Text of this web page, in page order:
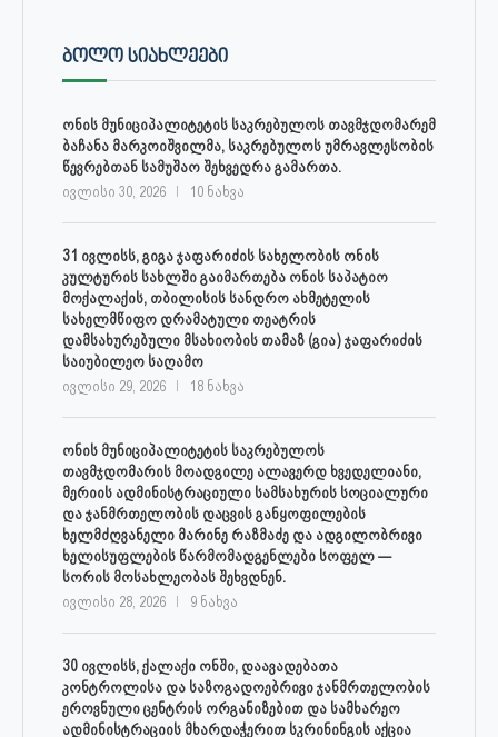
ᲑᲝᲚᲝ ᲡᲘᲐᲮᲚᲔᲔᲑᲘ
ონის მუნიციპალიტეტის საკრებულოს თავმჯდომარემ
ბაჩანა მარკოიშვილმა, საკრებულოს უმრავლესობის
წევრებთან სამუშაო შეხვედრა გამართა.
ივლისი 30, 2026 10 ნახვა
31 ივლისს, გიგა ჯაფარიძის სახელობის ონის
კულტურის სახლში გაიმართება ონის საპატიო
მოქალაქის, თბილისის სანდრო ახმეტელის
სახელმწიფო დრამატული თეატრის
დამსახურებული მსახიობის თამაზ (გია) ჯაფარიძის
საიუბილეო საღამო
ივლისი 29, 2026 18 ნახვა
ონის მუნიციპალიტეტის საკრებულოს
თავმჯდომარის მოადგილე ალავერდ ხვედელიანი,
მერიის ადმინისტრაციული სამსახურის სოციალური
და ჯანმრთელობის დაცვის განყოფილების
ხელმძღვანელი მარინე რაზმაძე და ადგილობრივი
ხელისუფლების წარმომადგენლები სოფელ —
სორის მოსახლეობას შეხვდნენ.
ივლისი 28, 2026 9 ნახვა
30 ივლისს, ქალაქი ონში, დაავადებათა
კონტროლისა და საზოგადოებრივი ჯანმრთელობის
ეროვნული ცენტრის ორგანიზებით და სამხარეო
ადმინისტრაციის მხარდაჭერით სკრინინგის აქცია